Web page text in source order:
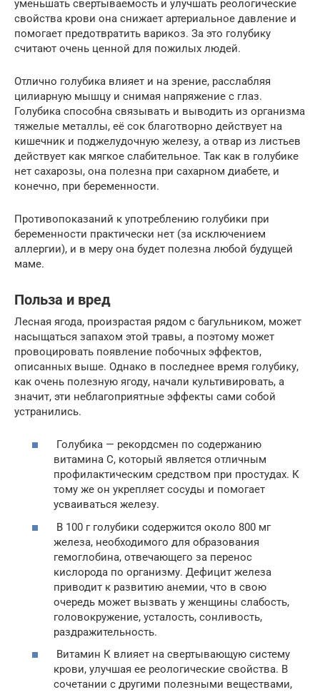
уменьшать свертываемость и улучшать реологические
свойства крови она снижает артериальное давление и
помогает предотвратить варикоз. За это голубику
считают очень ценной для пожилых людей.
Отлично голубика влияет и на зрение, расслабляя
цилиарную мышцу и снимая напряжение с глаз.
Голубика способна связывать и выводить из организма
тяжелые металлы, её сок благотворно действует на
кишечник и поджелудочную железу, а отвар из листьев
действует как мягкое слабительное. Так как в голубике
нет сахарозы, она полезна при сахарном диабете, и
конечно, при беременности.
Противопоказаний к употреблению голубики при
беременности практически нет (за исключением
аллергии), и в меру она будет полезна любой будущей
маме.
Польза и вред
Лесная ягода, произрастая рядом с багульником, может
насыщаться запахом этой травы, а поэтому может
провоцировать появление побочных эффектов,
описанных выше. Однако в последнее время голубику,
как очень полезную ягоду, начали культивировать, а
значит, эти неблагоприятные эффекты сами собой
устранились.
Голубика — рекордсмен по содержанию
витамина С, который является отличным
профилактическим средством при простудах. К
тому же он укрепляет сосуды и помогает
усваиваться железу.
В 100 г голубики содержится около 800 мг
железа, необходимого для образования
гемоглобина, отвечающего за перенос
кислорода по организму. Дефицит железа
приводит к развитию анемии, что в свою
очередь может вызвать у женщины слабость,
головокружение, усталость, сонливость,
раздражительность.
Витамин К влияет на свертывающую систему
крови, улучшая ее реологические свойства. В
сочетании с другими полезными веществами,